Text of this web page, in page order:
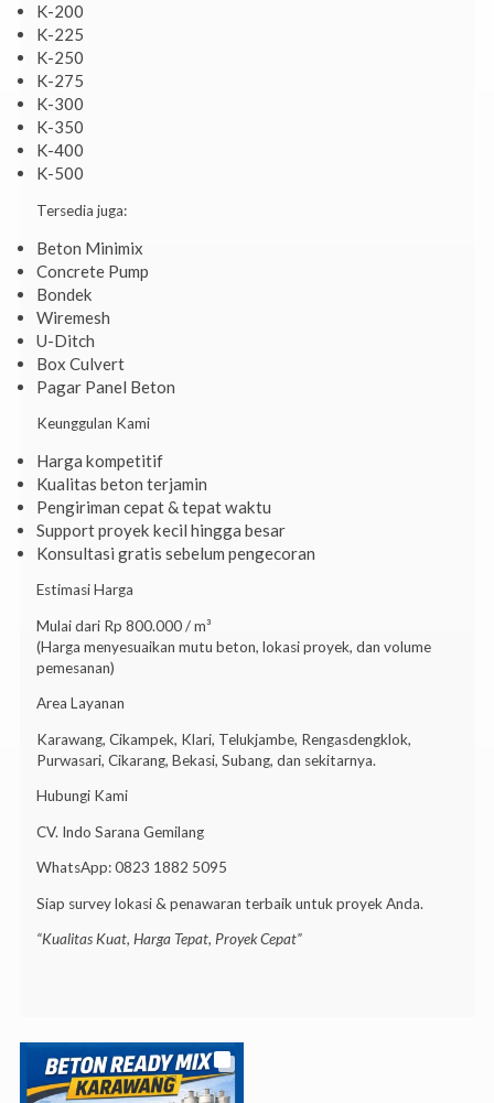
K-200
K-225
K-250
K-275
K-300
K-350
K-400
K-500
Tersedia juga:
Beton Minimix
Concrete Pump
Bondek
Wiremesh
U-Ditch
Box Culvert
Pagar Panel Beton
Keunggulan Kami
Harga kompetitif
Kualitas beton terjamin
Pengiriman cepat & tepat waktu
Support proyek kecil hingga besar
Konsultasi gratis sebelum pengecoran
Estimasi Harga
Mulai dari Rp 800.000 / m³
(Harga menyesuaikan mutu beton, lokasi proyek, dan volume
pemesanan)
Area Layanan
Karawang, Cikampek, Klari, Telukjambe, Rengasdengklok,
Purwasari, Cikarang, Bekasi, Subang, dan sekitarnya.
Hubungi Kami
CV. Indo Sarana Gemilang
WhatsApp: 0823 1882 5095
Siap survey lokasi & penawaran terbaik untuk proyek Anda.
“Kualitas Kuat, Harga Tepat, Proyek Cepat”